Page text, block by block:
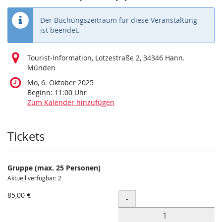
Der Buchungszeitraum für diese Veranstaltung
ist beendet.
Tourist-Information, Lotzestraße 2, 34346 Hann.
Münden
Mo, 6. Oktober 2025
Beginn: 11:00 Uhr
Zum Kalender hinzufügen
Produkte
Tickets
Gruppe (max. 25 Personen)
Aktuell verfügbar: 2
85,00 € Menge
-